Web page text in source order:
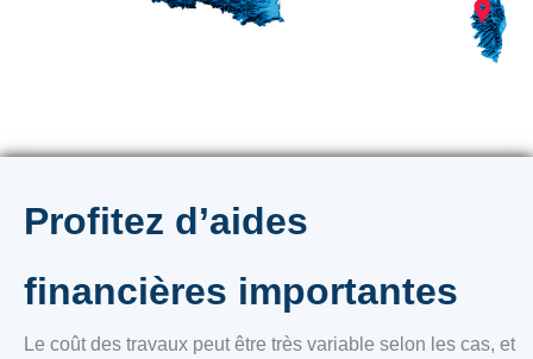
Profitez d’aides
financières importantes
Le coût des travaux peut être très variable selon les cas, et